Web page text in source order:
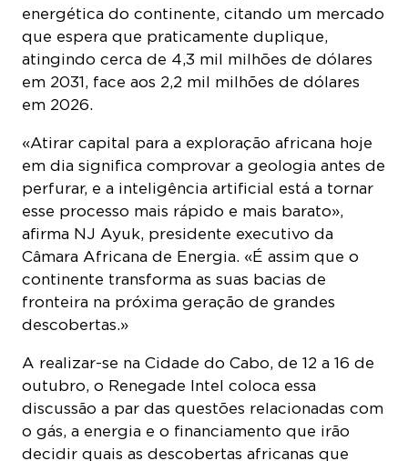
energética do continente, citando um mercado
que espera que praticamente duplique,
atingindo cerca de 4,3 mil milhões de dólares
em 2031, face aos 2,2 mil milhões de dólares
em 2026.
«Atirar capital para a exploração africana hoje
em dia significa comprovar a geologia antes de
perfurar, e a inteligência artificial está a tornar
esse processo mais rápido e mais barato»,
afirma NJ Ayuk, presidente executivo da
Câmara Africana de Energia. «É assim que o
continente transforma as suas bacias de
fronteira na próxima geração de grandes
descobertas.»
A realizar-se na Cidade do Cabo, de 12 a 16 de
outubro, o Renegade Intel coloca essa
discussão a par das questões relacionadas com
o gás, a energia e o financiamento que irão
decidir quais as descobertas africanas que